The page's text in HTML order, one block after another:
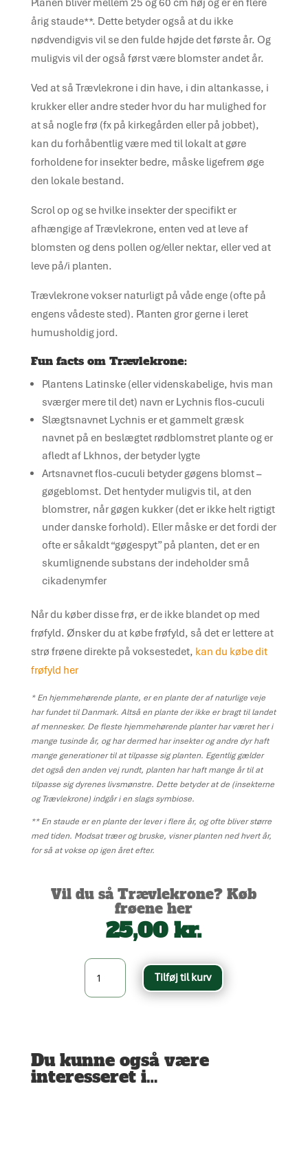
årig staude**. Dette betyder også at du ikke
nødvendigvis vil se den fulde højde det første år. Og
muligvis vil der også først være blomster andet år.
Ved at så Trævlekrone i din have, i din altankasse, i
krukker eller andre steder hvor du har mulighed for
at så nogle frø (fx på kirkegården eller på jobbet),
kan du forhåbentlig være med til lokalt at gøre
forholdene for insekter bedre, måske ligefrem øge
den lokale bestand.
Scrol op og se hvilke insekter der specifikt er
afhængige af Trævlekrone, enten ved at leve af
blomsten og dens pollen og/eller nektar, eller ved at
leve på/i planten.
Trævlekrone vokser naturligt på våde enge (ofte på
engens vådeste sted). Planten gror gerne i leret
humusholdig jord.
Fun facts om Trævlekrone:
Plantens Latinske (eller videnskabelige, hvis man
sværger mere til det) navn er Lychnis flos-cuculi
Slægtsnavnet Lychnis er et gammelt græsk
navnet på en beslægtet rødblomstret plante og er
afledt af Lkhnos, der betyder lygte
Artsnavnet flos-cuculi betyder gøgens blomst –
gøgeblomst. Det hentyder muligvis til, at den
blomstrer, når gøgen kukker (det er ikke helt rigtigt
under danske forhold). Eller måske er det fordi der
ofte er såkaldt “gøgespyt” på planten, det er en
skumlignende substans der indeholder små
cikadenymfer
Når du køber disse frø, er de ikke blandet op med
frøfyld. Ønsker du at købe frøfyld, så det er lettere at
strø frøene direkte på voksestedet, kan du købe dit
frøfyld her
* En hjemmehørende plante, er en plante der af naturlige veje
har fundet til Danmark. Altså en plante der ikke er bragt til landet
af mennesker. De fleste hjemmehørende planter har været her i
mange tusinde år, og har dermed har insekter og andre dyr haft
mange generationer til at tilpasse sig planten. Egentlig gælder
det også den anden vej rundt, planten har haft mange år til at
tilpasse sig dyrenes livsmønstre. Dette betyder at de (insekterne
og Trævlekrone) indgår i en slags symbiose.
** En staude er en plante der lever i flere år, og ofte bliver større
med tiden. Modsat træer og bruske, visner planten ned hvert år,
for så at vokse op igen året efter.
Vil du så Trævlekrone? Køb
frøene her
25,00kr.
Trævlekrone
Lychnis
Tilføj til kurv
Du kunne også være
interesseret i…